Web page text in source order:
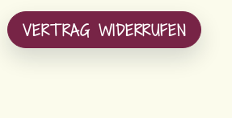
VERTRAG WIDERRUFEN